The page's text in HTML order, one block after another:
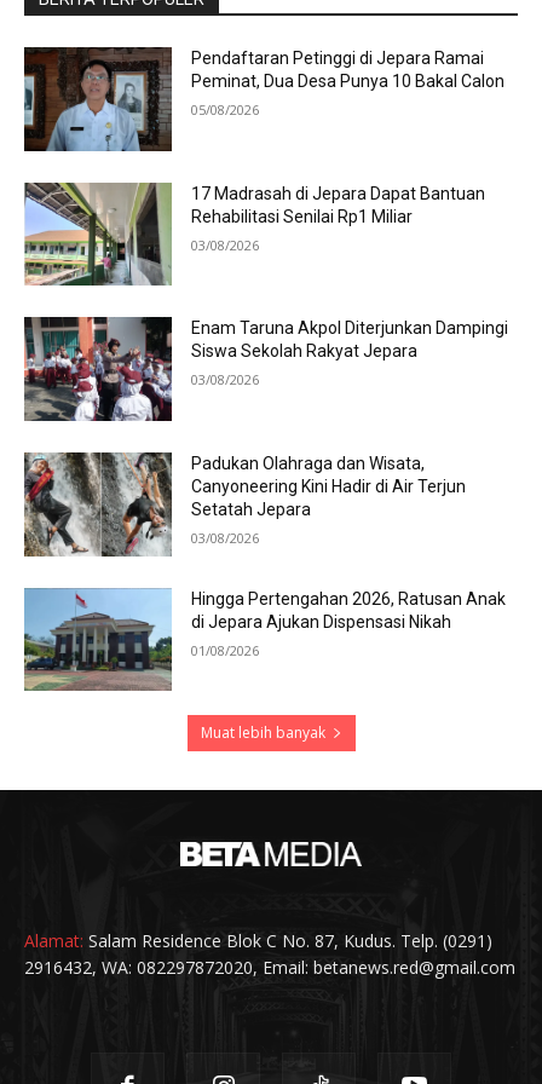
Pendaftaran Petinggi di Jepara Ramai
Peminat, Dua Desa Punya 10 Bakal Calon
05/08/2026
17 Madrasah di Jepara Dapat Bantuan
Rehabilitasi Senilai Rp1 Miliar
03/08/2026
Enam Taruna Akpol Diterjunkan Dampingi
Siswa Sekolah Rakyat Jepara
03/08/2026
Padukan Olahraga dan Wisata,
Canyoneering Kini Hadir di Air Terjun
Setatah Jepara
03/08/2026
Hingga Pertengahan 2026, Ratusan Anak
di Jepara Ajukan Dispensasi Nikah
01/08/2026
Muat lebih banyak
Alamat: Salam Residence Blok C No. 87, Kudus. Telp. (0291)
2916432, WA: 082297872020, Email: betanews.red@gmail.com